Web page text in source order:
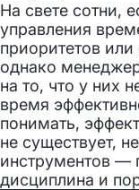
На свете сотни,
управления
приоритетов или
однако
на то, что у них
время
понимать,
не существует,
инструментов —
дисциплина и